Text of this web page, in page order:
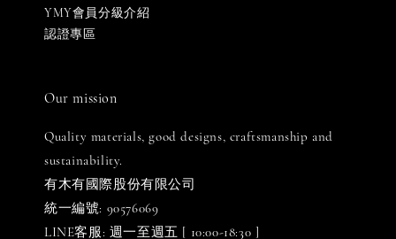
YMY會員分級介紹
認證專區
Our mission
Quality materials, good designs, craftsmanship and
sustainability.
有木有國際股份有限公司
統一編號: 90576069
LINE客服: 週一至週五 [ 10:00-18:30 ]